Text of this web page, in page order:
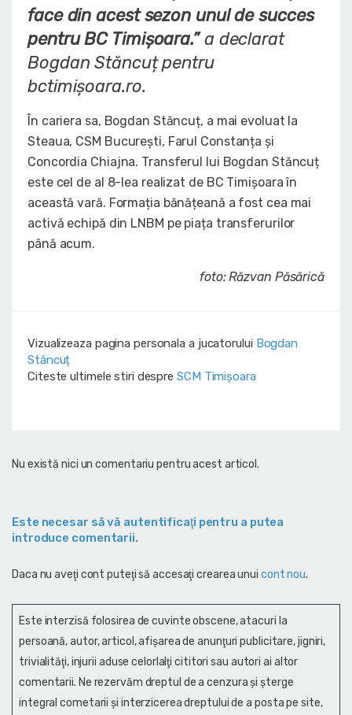
face din acest sezon unul de succes
pentru BC Timişoara.”a declarat
Bogdan Stăncuț pentru
bctimișoara.ro.
În cariera sa, Bogdan Stăncuț, a mai evoluat la
Steaua, CSM București, Farul Constanța și
Concordia Chiajna. Transferul lui Bogdan Stăncuț
este cel de al 8-lea realizat de BC Timișoara în
această vară. Formația bănățeană a fost cea mai
activă echipă din LNBM pe piața transferurilor
până acum.
foto: Răzvan Păsărică
Vizualizeaza pagina personala a jucatorului Bogdan
Stăncuț
Citeste ultimele stiri despre SCM Timișoara
Nu există nici un comentariu pentru acest articol.
Este necesar să vă autentificaţi pentru a putea
introduce comentarii.
Daca nu aveţi cont puteţi să accesaţi crearea unui cont nou.
Este interzisă folosirea de cuvinte obscene, atacuri la
persoană, autor, articol, afişarea de anunţuri publicitare, jigniri,
trivialităţi, injurii aduse celorlalţi cititori sau autori ai altor
comentarii. Ne rezervăm dreptul de a cenzura și şterge
integral cometarii și interzicerea dreptului de a posta pe site,